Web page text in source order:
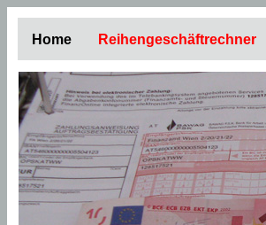
Home Reihengeschäftrechner